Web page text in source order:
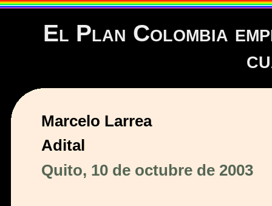
El Plan Colombia
Marcelo Larrea
Adital
Quito, 10 de octubre de 2003